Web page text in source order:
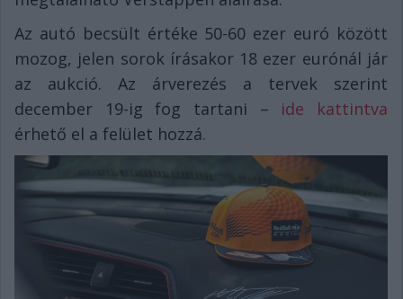
Az autó becsült értéke 50-60 ezer euró között
mozog, jelen sorok írásakor 18 ezer eurónál jár
az aukció. Az árverezés a tervek szerint
december 19-ig fog tartani – ide kattintva
érhető el a felület hozzá.